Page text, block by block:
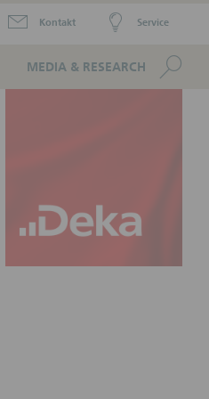
Kontakt Service
MEDIA & RESEARCH